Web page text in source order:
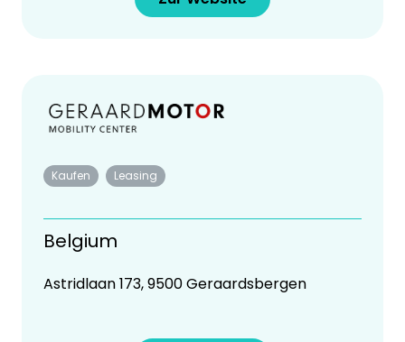
Kaufen Leasing
Belgium
Astridlaan 173, 9500 Geraardsbergen